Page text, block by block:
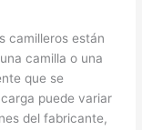
camilleros están
camilla o una
que se
puede variar
del fabricante,